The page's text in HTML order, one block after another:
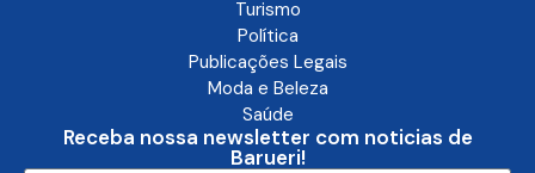
Turismo
Política
Publicações Legais
Moda e Beleza
Saúde
Receba nossa newsletter com noticias de
Barueri!